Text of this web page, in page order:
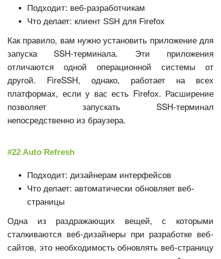
Подходит: веб-разработчикам
Что делает: клиент SSH для Firefox
Как правило, вам нужно установить приложение для
запуска SSH-терминала. Эти приложения
отличаются одной операционной системы от
другой. FireSSH, однако, работает на всех
платформах, если у вас есть Firefox. Расширение
позволяет запускать SSH-терминал
непосредственно из браузера.
#22 Auto Refresh
Подходит: дизайнерам интерфейсов
Что делает: автоматически обновляет веб-
страницы
Одна из раздражающих вещей, с которыми
сталкиваются веб-дизайнеры при разработке веб-
сайтов, это необходимость обновлять веб-страницу